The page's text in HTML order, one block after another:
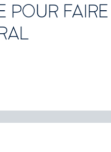
POUR